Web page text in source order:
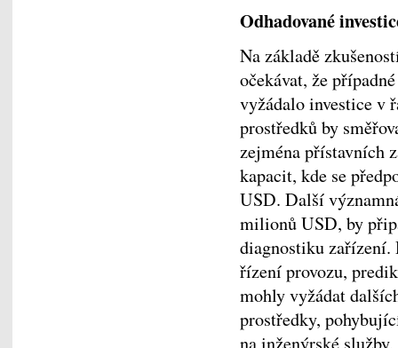
Odhadované
Na základě
očekávat, že
vyžádalo investice v
prostředků by
zejména přístavních
kapacit, kde se
USD. Další
milionů USD, by
diagnostiku
řízení provozu,
mohly vyžádat
prostředky,